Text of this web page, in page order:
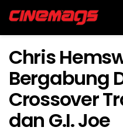
Chris
Bergabung
Crossover
dan G.I. Joe